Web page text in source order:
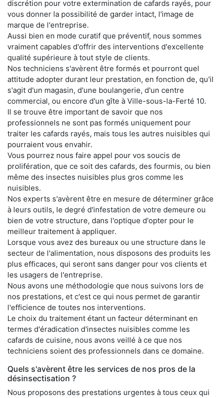
discrétion pour votre extermination de cafards rayés, pour
vous donner la possibilité de garder intact, l'image de
marque de l'entreprise.
Aussi bien en mode curatif que préventif, nous sommes
vraiment capables d'offrir des interventions d'excellente
qualité supérieure à tout style de clients.
Nos techniciens s'avèrent être formés et pourront quel
attitude adopter durant leur prestation, en fonction de, qu'il
s'agit d'un magasin, d'une boulangerie, d'un centre
commercial, ou encore d'un gîte à Ville-sous-la-Ferté 10.
Il se trouve être important de savoir que nos
professionnels ne sont pas formés uniquement pour
traiter les cafards rayés, mais tous les autres nuisibles qui
pourraient vous envahir.
Vous pourrez nous faire appel pour vos soucis de
prolifération, que ce soit des cafards, des fourmis, ou bien
même des insectes nuisibles plus gros comme les
nuisibles.
Nos experts s'avèrent être en mesure de déterminer grâce
à leurs outils, le degré d'infestation de votre demeure ou
bien de votre structure, dans l'optique d'opter pour le
meilleur traitement à appliquer.
Lorsque vous avez des bureaux ou une structure dans le
secteur de l'alimentation, nous disposons des produits les
plus efficaces, qui seront sans danger pour vos clients et
les usagers de l'entreprise.
Nous avons une méthodologie que nous suivons lors de
nos prestations, et c'est ce qui nous permet de garantir
l'efficience de toutes nos interventions.
Le choix du traitement étant un facteur déterminant en
termes d'éradication d'insectes nuisibles comme les
cafards de cuisine, nous avons veillé à ce que nos
techniciens soient des professionnels dans ce domaine.
Quels s'avèrent être les services de nos pros de la
désinsectisation ?
Nous proposons des prestations urgentes à tous ceux qui